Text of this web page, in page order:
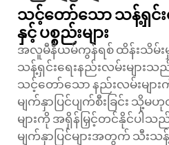
သင့်တော်သော သန့်ရှင်းရ
နှင့် ပစ္စည်းများ
အလူမီနီယမ်ကွန်ရစ် ထိန်းသိမ်
သန့်ရှင်းရေးနည်းလမ်းများသည်
သင့်တော်သော နည်းလမ်းမျာ
မျက်နှာပြင်ပျက်စီးခြင်း သို့မ
များကို အရှိန်မြှင့်တင်နိုင်ပါ
မျက်နှာပြင်များအတွက် သီး